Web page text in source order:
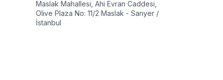
Maslak Mahallesi, Ahi Evran Caddesi,
Olive Plaza No: 11/2 Maslak - Sarıyer /
İstanbul